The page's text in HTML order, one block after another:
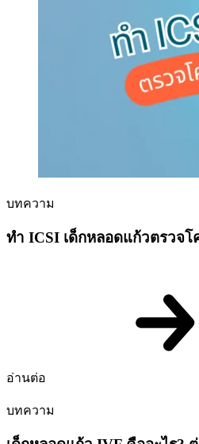
บทความ
ทำ ICSI เด็กหลอดแก้วตรวจโ
อ่านต่อ
บทความ